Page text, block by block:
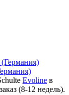
Evoline в
(8-12 недель).